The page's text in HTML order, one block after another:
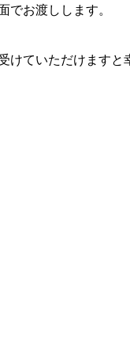
お渡しします。
ていただけますと